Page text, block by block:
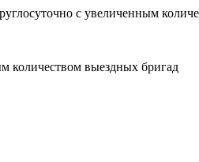
с увеличенным
количеством выездных бригад